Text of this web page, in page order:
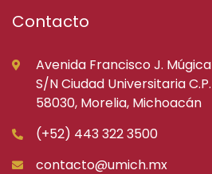
Contacto
Avenida Francisco J. Múgica
S/N Ciudad Universitaria C.P.
58030, Morelia, Michoacán
(+52) 443 322 3500
contacto@umich.mx